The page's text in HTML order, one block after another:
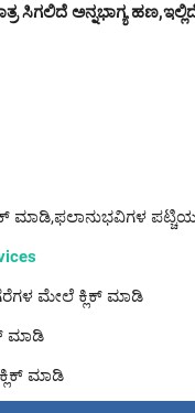
ಸಿಗಲಿದೆ ಅನ್ನಭಾಗ್ಯ
ಮಾಡಿ,ಫಲಾನುಭವಿಗಳ
ಮೇಲೆ ಕ್ಲಿಕ್ ಮಾಡಿ
ಮಾಡಿ
ಮಾಡಿ